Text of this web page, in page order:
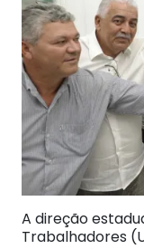
A direção
Trabalhadores